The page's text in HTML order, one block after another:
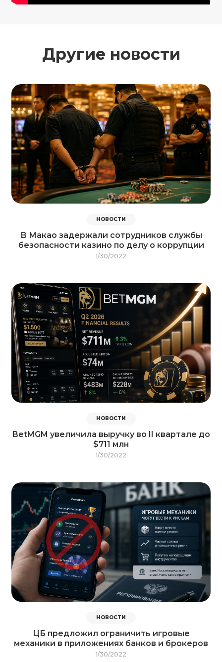
Другие новости
НОВОСТИ
В Макао задержали сотрудников службы
безопасности казино по делу о коррупции
1/30/2022
НОВОСТИ
BetMGM увеличила выручку во II квартале до
$711 млн
1/30/2022
НОВОСТИ
ЦБ предложил ограничить игровые
механики в приложениях банков и брокеров
1/30/2022